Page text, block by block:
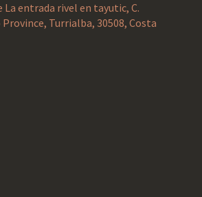
La entrada rivel en tayutic, C.
Turrialba, 30508, Costa